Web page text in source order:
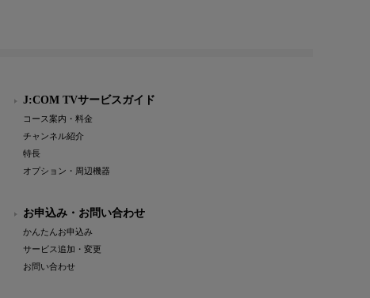
J:COM TVサービスガイド
コース案内・料金
チャンネル紹介
特長
オプション・周辺機器
お申込み・お問い合わせ
かんたんお申込み
サービス追加・変更
お問い合わせ